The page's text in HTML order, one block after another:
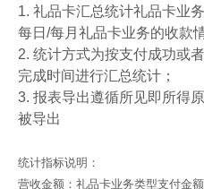
1. 礼品卡汇总统计礼品卡业
每日/每月礼品卡业务的收款
2. 统计方式为按支付成功或
完成时间进行汇总统计；
3. 报表导出遵循所见即所得
被导出
统计指标说明：
营收金额：礼品卡业务类型支付金